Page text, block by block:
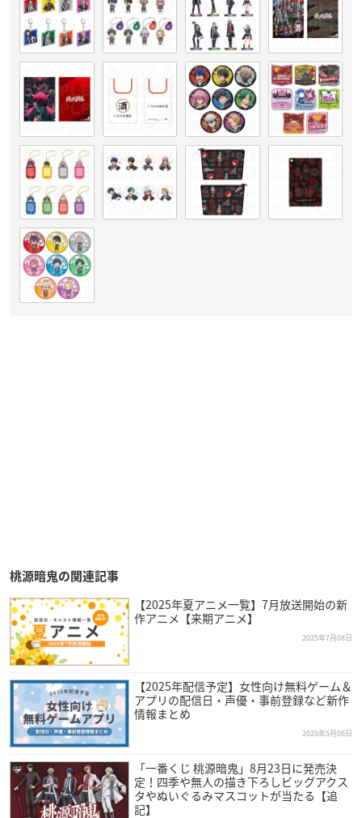
桃源暗鬼の関連記事
【2025年夏アニメ一覧】7月放送開始の新
作アニメ【来期アニメ】
2025年7月08日
【2025年配信予定】女性向け無料ゲーム＆
アプリの配信日・声優・事前登録など新作
情報まとめ
2025年5月06日
「一番くじ 桃源暗鬼」8月23日に発売決
定！四季や無人の描き下ろしビッグアクス
タやぬいぐるみマスコットが当たる【追
記】